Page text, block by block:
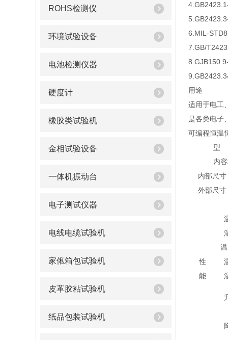
ROHS检测仪
环境试验设备
电池检测仪器
硬度计
橡胶类试验机
金相试验设备
一体机振动台
电子测试仪器
电线电缆试验机
家俬箱包试验机
皮革胶粘试验机
纸品包装试验机
6.MIL-
7.GB/
用途
适用于电工
是各类电子
可编程恒温
型
内
内部尺
外部尺
性
能